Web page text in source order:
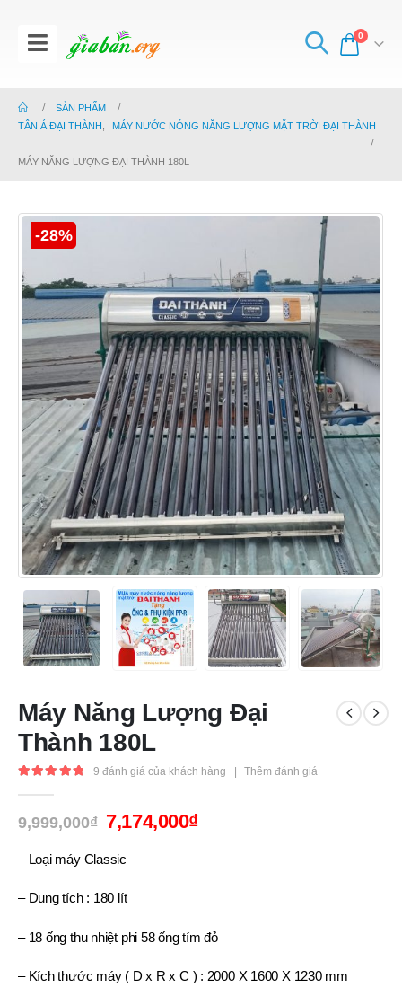
0
SẢN PHẨM
TÂN Á ĐẠI THÀNH
MÁY NƯỚC NÓNG NĂNG LƯỢNG MẶT TRỜI ĐẠI THÀNH
MÁY NĂNG LƯỢNG ĐẠI THÀNH 180L
-28%
Máy Năng Lượng Đại
Thành 180L
9 đánh giá của khách hàng | Thêm đánh giá
9,999,000₫ 7,174,000₫
– Loại máy Classic
– Dung tích : 180 lít
– 18 ống thu nhiệt phi 58 ống tím đỏ
– Kích thước máy ( D x R x C ) : 2000 X 1600 X 1230 mm